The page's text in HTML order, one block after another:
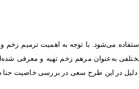
می‌شود. با توجه به اهمیت ترمیم زخم و
به‌عنوان مرهم زخم‏ تهیه و معرفی
دلیل در این طرح سعی در بررسی خاصیت حنا